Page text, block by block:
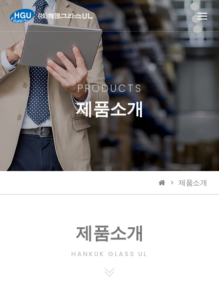
PRODUCTS
제품소개
제품소개
제품소개
HANKUK GLASS UL